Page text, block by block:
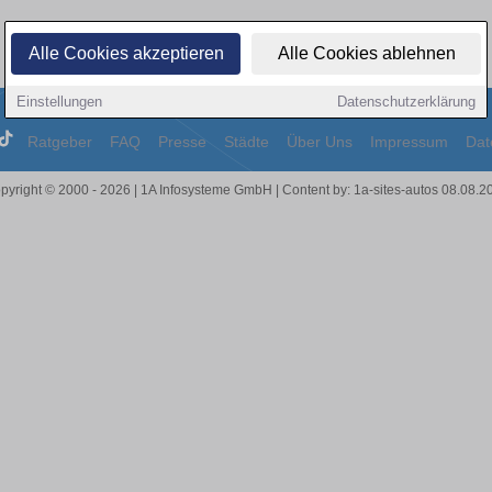
Alle Cookies akzeptieren Alle Cookies ablehnen
Einstellungen Datenschutzerklärung
Ratgeber FAQ Presse Städte Über Uns Impressum
© 2000 - 2026 | 1A Infosysteme GmbH | Content by: 1a-sites-autos